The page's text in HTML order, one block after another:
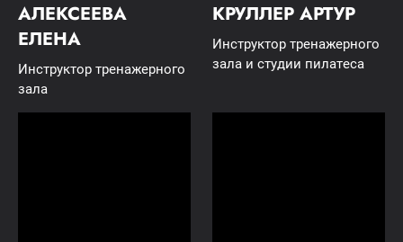
АЛЕКСЕЕВА
ЕЛЕНА
Инструктор тренажерного
зала
КРУЛЛЕР АРТУР
Инструктор тренажерного
зала и студии пилатеса